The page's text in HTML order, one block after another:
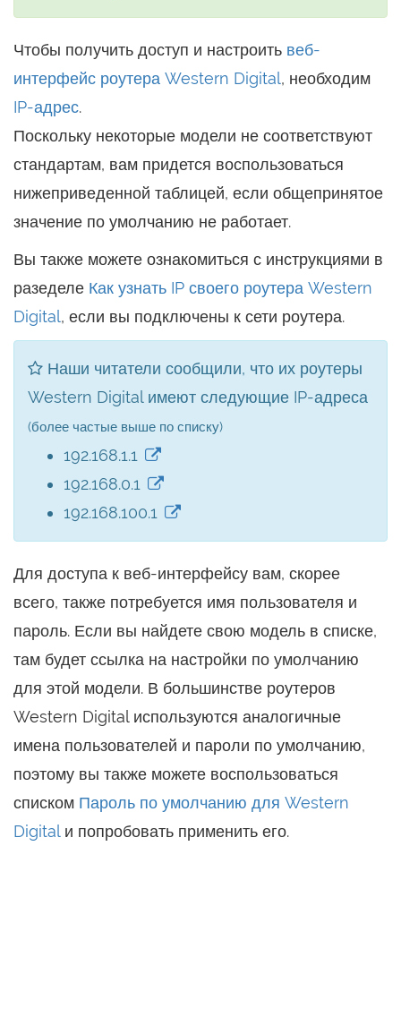
Чтобы получить доступ и настроить веб-
интерфейс роутера Western Digital, необходим
IP-адрес.
Поскольку некоторые модели не соответствуют
стандартам, вам придется воспользоваться
нижеприведенной таблицей, если общепринятое
значение по умолчанию не работает.
Вы также можете ознакомиться с инструкциями в
разеделе Как узнать IP своего роутера Western
Digital, если вы подключены к сети роутера.
Наши читатели сообщили, что их роутеры
Western Digital имеют следующие IP-адреса
(более частые выше по списку)
192.168.1.1
192.168.0.1
192.168.100.1
Для доступа к веб-интерфейсу вам, скорее
всего, также потребуется имя пользователя и
пароль. Если вы найдете свою модель в списке,
там будет ссылка на настройки по умолчанию
для этой модели. В большинстве роутеров
Western Digital используются аналогичные
имена пользователей и пароли по умолчанию,
поэтому вы также можете воспользоваться
списком Пароль по умолчанию для Western
Digitalи попробовать применить его.